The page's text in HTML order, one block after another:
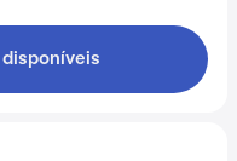
disponíveis